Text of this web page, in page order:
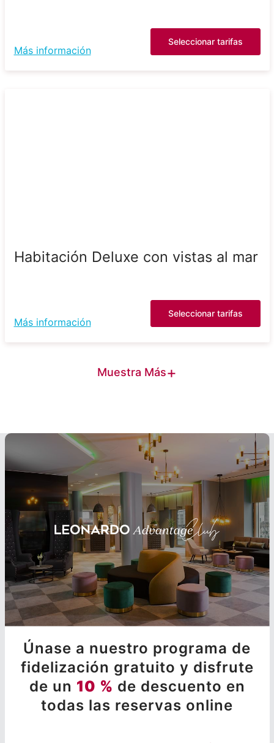
Más información
Seleccionar tarifas
Habitación Deluxe con vistas al mar
Más información
Seleccionar tarifas
Muestra Más+
Únase a nuestro programa de
fidelización gratuito y disfrute
de un 10 % de descuento en
todas las reservas online